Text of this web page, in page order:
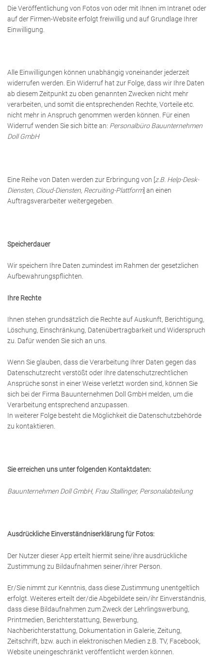
Die Veröffentlichung von Fotos von oder mit Ihnen im Intranet oder
auf der Firmen-Website erfolgt freiwillig und auf Grundlage Ihrer
Einwilligung.
Alle Einwilligungen können unabhängig voneinander jederzeit
widerrufen werden. Ein Widerruf hat zur Folge, dass wir Ihre Daten
ab diesem Zeitpunkt zu oben genannten Zwecken nicht mehr
verarbeiten, und somit die entsprechenden Rechte, Vorteile etc.
nicht mehr in Anspruch genommen werden können. Für einen
Widerruf wenden Sie sich bitte an: Personalbüro Bauunternehmen
Doll GmbH
Eine Reihe von Daten werden zur Erbringung von [z.B. Help-Desk-
Diensten, Cloud-Diensten, Recruiting-Plattform] an einen
Auftragsverarbeiter weitergegeben.
Speicherdauer
Wir speichern Ihre Daten zumindest im Rahmen der gesetzlichen
Aufbewahrungspflichten.
Ihre Rechte
Ihnen stehen grundsätzlich die Rechte auf Auskunft, Berichtigung,
Löschung, Einschränkung, Datenübertragbarkeit und Widerspruch
zu. Dafür wenden Sie sich an uns.
Wenn Sie glauben, dass die Verarbeitung Ihrer Daten gegen das
Datenschutzrecht verstößt oder Ihre datenschutzrechtlichen
Ansprüche sonst in einer Weise verletzt worden sind, können Sie
sich bei der Firma Bauunternehmen Doll GmbH melden, um die
Verarbeitung entsprechend anzupassen.
In weiterer Folge besteht die Möglichkeit die Datenschutzbehörde
zu kontaktieren.
Sie erreichen uns unter folgenden Kontaktdaten:
Bauunternehmen Doll GmbH, Frau Stallinger, Personalabteilung
Ausdrückliche Einverständniserklärung für Fotos:
Der Nutzer dieser App erteilt hiermit seine/ihre ausdrückliche
Zustimmung zu Bildaufnahmen seiner/ihrer Person.
Er/Sie nimmt zur Kenntnis, dass diese Zustimmung unentgeltlich
erfolgt. Weiteres erteilt der/die Abgebildete sein/ihr Einverständnis,
dass diese Bildaufnahmen zum Zweck der Lehrlingswerbung,
Printmedien, Berichterstattung, Bewerbung,
Nachberichterstattung, Dokumentation in Galerie, Zeitung,
Zeitschrift, bzw. auch in elektronischen Medien z.B. TV, Facebook,
Website uneingeschränkt veröffentlicht werden können.